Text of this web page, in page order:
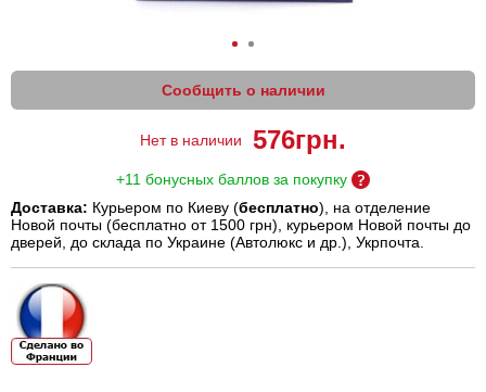
Сообщить о наличии
Нет в наличии 576грн.
+11 бонусных баллов за покупку
Доставка: Курьером по Киеву (бесплатно), на отделение
Новой почты (бесплатно от 1500 грн), курьером Новой почты до
дверей, до склада по Украине (Автолюкс и др.), Укрпочта.